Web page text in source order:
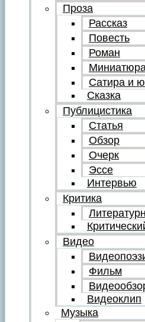
Проза
Рассказ
Повесть
Роман
Сатира и
Сказка
Публицистика
Статья
Обзор
Очерк
Эссе
Интервью
Критика
Видео
Фильм
Видеоклип
Музыка